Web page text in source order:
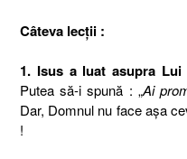
Câteva lecţii :
1. Isus a luat asupra Lui
Putea să-i spună : „Ai
Dar, Domnul nu face aşa
!